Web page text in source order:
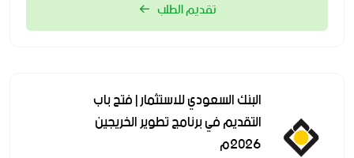
تقديم الطلب
البنك السعودي للاستثمار | فتح باب
التقديم في برنامج تطوير الخريجين
2026م